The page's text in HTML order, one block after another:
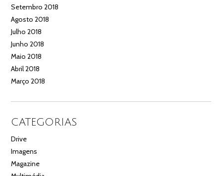
Setembro 2018
Agosto 2018
Julho 2018
Junho 2018
Maio 2018
Abril 2018
Março 2018
CATEGORIAS
Drive
Imagens
Magazine